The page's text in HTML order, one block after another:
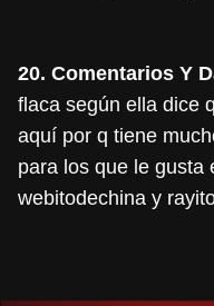
20. Comentarios Y
flaca según ella dice
aquí por q tiene
para los que le gusta
webitodechina y